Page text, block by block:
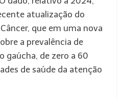
atualização do
que em uma nova
a prevalência de
gaúcha, de zero a 60
de saúde da atenção